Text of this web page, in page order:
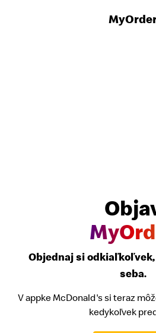
Objednaj si
seba.
V appke McDonald's si teraz
kedykoľvek